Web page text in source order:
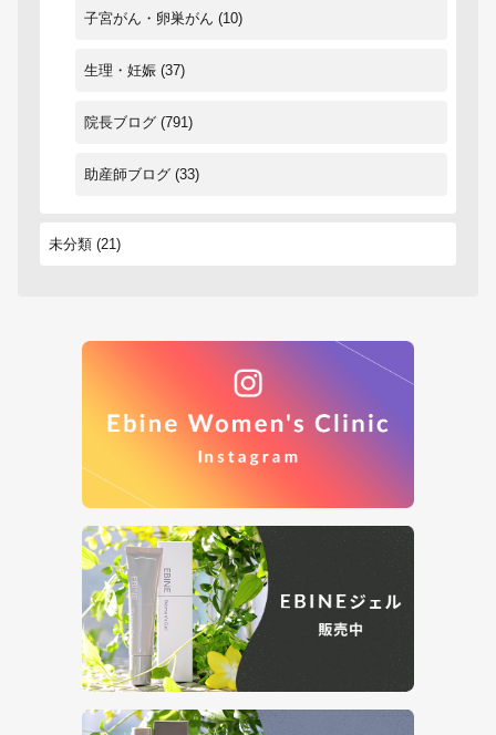
子宮がん・卵巣がん (10)
生理・妊娠 (37)
院長ブログ (791)
助産師ブログ (33)
未分類 (21)